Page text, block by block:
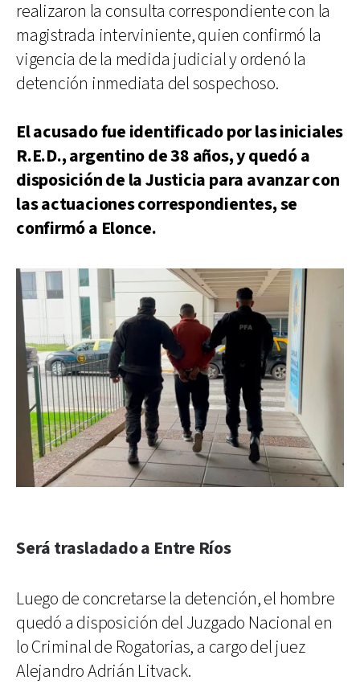
realizaron la consulta correspondiente con la
magistrada interviniente, quien confirmó la
vigencia de la medida judicial y ordenó la
detención inmediata del sospechoso.
El acusado fue identificado por las iniciales
R.E.D., argentino de 38 años, y quedó a
disposición de la Justicia para avanzar con
las actuaciones correspondientes, se
confirmó a Elonce.
Será trasladado a Entre Ríos
Luego de concretarse la detención, el hombre
quedó a disposición del Juzgado Nacional en
lo Criminal de Rogatorias, a cargo del juez
Alejandro Adrián Litvack.